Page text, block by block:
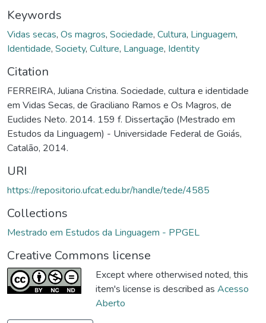
Keywords
Vidas secas, Os magros, Sociedade, Cultura, Linguagem,
Identidade, Society, Culture, Language, Identity
Citation
FERREIRA, Juliana Cristina. Sociedade, cultura e identidade
em Vidas Secas, de Graciliano Ramos e Os Magros, de
Euclides Neto. 2014. 159 f. Dissertação (Mestrado em
Estudos da Linguagem) - Universidade Federal de Goiás,
Catalão, 2014.
URI
https://repositorio.ufcat.edu.br/handle/tede/4585
Collections
Mestrado em Estudos da Linguagem - PPGEL
Creative Commons license
Except where otherwised noted, this
item's license is described as Acesso
Aberto